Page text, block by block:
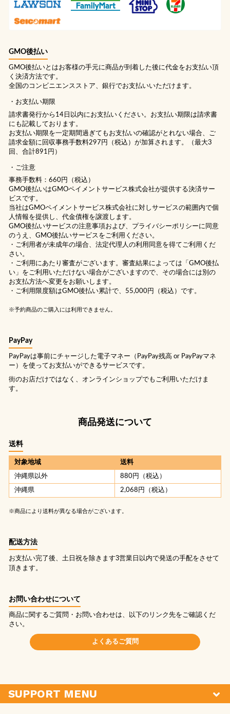
GMO後払い
GMO後払いとはお客様の手元に商品が到着した後に代金をお支払い頂
く決済方法です。
全国のコンビニエンスストア、銀行でお支払いいただけます。
お支払い期限
請求書発行から14日以内にお支払いください。お支払い期限は請求書
にも記載しております。
お支払い期限を一定期間過ぎてもお支払いの確認がとれない場合、ご
請求金額に回収事務手数料297円（税込）が加算されます。（最大3
回、合計891円）
ご注意
事務手数料：660円（税込）
GMO後払いはGMOペイメントサービス株式会社が提供する決済サー
ビスです。
当社はGMOペイメントサービス株式会社に対しサービスの範囲内で個
人情報を提供し、代金債権を譲渡します。
GMO後払いサービスの注意事項および、 プライバシーポリシーに同意
のうえ、GMO後払いサービスをご利用ください。
・ご利用者が未成年の場合、法定代理人の利用同意を得てご利用くだ
さい。
・ご利用にあたり審査がございます。審査結果によっては「GMO後払
い」をご利用いただけない場合がございますので、その場合には別の
お支払方法へ変更をお願いします。
・ご利用限度額はGMO後払い累計で、55,000円（税込）です。
※予約商品のご購入には利用できません。
PayPay
PayPayは事前にチャージした電子マネー（PayPay残高 or PayPayマネ
ー）を使ってお支払いができるサービスです。
街のお店だけではなく、オンラインショップでもご利用いただけま
す。
商品発送について
送料
対象地域 送料
沖縄県以外 880円（税込）
沖縄県 2,068円（税込）
※商品により送料が異なる場合がございます。
配送方法
お支払い完了後、土日祝を除きます3営業日以内で発送の手配をさせて
頂きます。
お問い合わせについて
商品に関するご質問・お問い合わせは、以下のリンク先をご確認くだ
さい。
よくあるご質問
SUPPORT MENU